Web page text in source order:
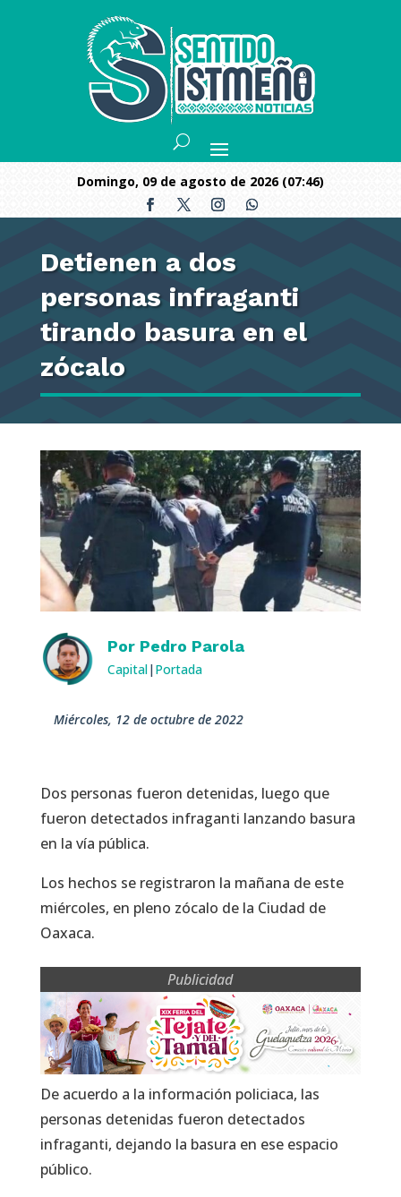
domingo, 09 de agosto de 2026 (07:46)
Detienen a dos
personas infraganti
tirando basura en el
zócalo
Por Pedro Parola
Capital| Portada
miércoles, 12 de octubre de 2022
Dos personas fueron detenidas, luego que
fueron detectados infraganti lanzando basura
en la vía pública.
Los hechos se registraron la mañana de este
miércoles, en pleno zócalo de la Ciudad de
Oaxaca.
Publicidad
De acuerdo a la información policiaca, las
personas detenidas fueron detectados
infraganti, dejando la basura en ese espacio
público.